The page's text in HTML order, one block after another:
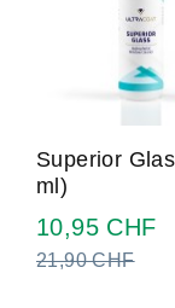
Superior
ml)
10,95 CHF
21,90 CHF